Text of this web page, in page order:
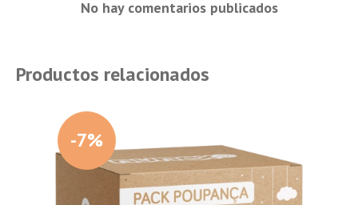
No hay comentarios publicados
Productos relacionados
-7%